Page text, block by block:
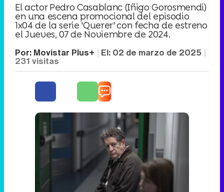
El actor Pedro Casablanc (Iñigo Gorosmendi)
en una escena promocional del episodio
1x04 de la serie 'Querer' con fecha de estreno
el Jueves, 07 de Noviembre de 2024.
Por: Movistar Plus+ El: 02 de marzo de 2025
231 visitas